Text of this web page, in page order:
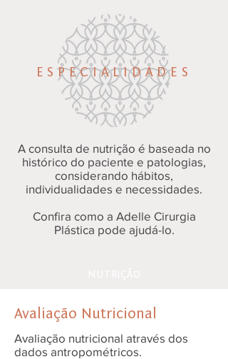
ESPECIALIDADES
A consulta de nutrição é baseada no
histórico do paciente e patologias,
considerando hábitos,
individualidades e necessidades.
Confira como a Adelle Cirurgia
Plástica pode ajudá-lo.
Avaliação Nutricional
Avaliação nutricional através dos
dados antropométricos.